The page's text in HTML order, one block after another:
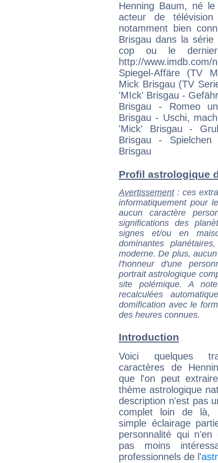
Henning Baum, né
acteur de
notamment bien
Brisgau dans la
cop ou le
http://
Spiegel-Affäre (TV
Mick Brisgau (TV
'MIck' Brisgau -
Brisgau - Romeo
Brisgau - Uschi,
'Mick' Brisgau -
Brisgau -
Brisgau
Profil astrologique
Avertissement: ces
informatiquement pour
aucun caractère
significations des
signes et/ou en
dominantes
moderne. De plus,
l'honneur d'une
portrait astrologique
site polémique. A
recalculées
domification avec le
des heures connues.
Introduction
Voici quelques
caractères de
que l'on peut
thème astrologique
description n'est pas
complet loin de là,
simple éclairage
personnalité qui n'en
pas moins
professionnels de l'